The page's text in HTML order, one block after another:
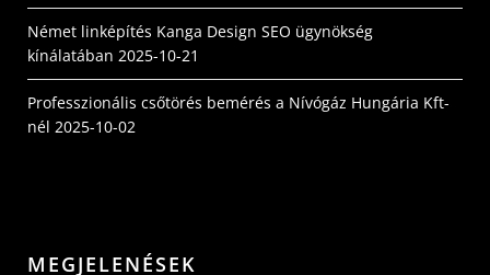
Német linképítés Kanga Design SEO ügynökség
kínálatában 2025-10-21
Professzionális csőtörés bemérés a Nívógáz Hungária Kft-
nél 2025-10-02
MEGJELENÉSEK